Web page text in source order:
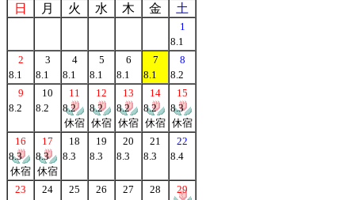
日
月 火 水 木 金 土
1
8.1
2
8.1
3
8.1
4
8.1
5
8.1
6
8.1
7
8.1
8
8.2
9
8.2
10
8.2
11
8.2
休宿
12
8.2
休宿
13
8.2
休宿
14
8.2
休宿
15
8.3
休宿
16
8.3
休宿
17
8.3
休宿
18
8.3
19
8.3
20
8.3
21
8.3
22
8.4
23
24
25
26
27
28
29